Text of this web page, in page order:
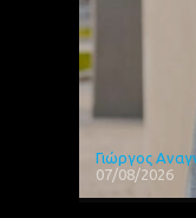
Γιώργος
07/08/2026